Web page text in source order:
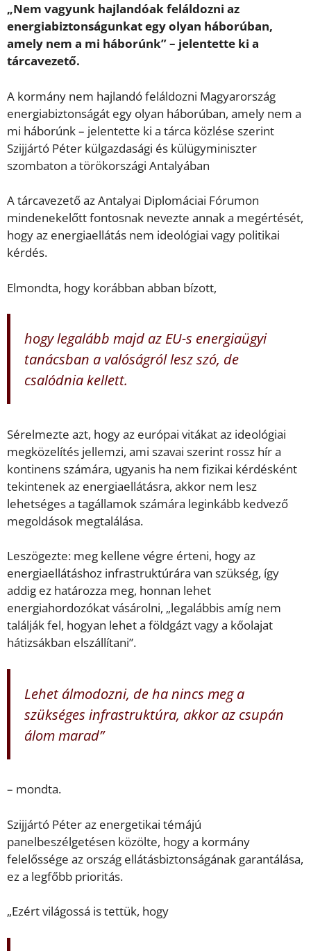
„Nem vagyunk hajlandóak feláldozni az
energiabiztonságunkat egy olyan háborúban,
amely nem a mi háborúnk” – jelentette ki a
tárcavezető.
A kormány nem hajlandó feláldozni Magyarország
energiabiztonságát egy olyan háborúban, amely nem a
mi háborúnk – jelentette ki a tárca közlése szerint
Szijjártó Péter külgazdasági és külügyminiszter
szombaton a törökországi Antalyában
A tárcavezető az Antalyai Diplomáciai Fórumon
mindenekelőtt fontosnak nevezte annak a megértését,
hogy az energiaellátás nem ideológiai vagy politikai
kérdés.
Elmondta, hogy korábban abban bízott,
hogy legalább majd az EU-s energiaügyi
tanácsban a valóságról lesz szó, de
csalódnia kellett.
Sérelmezte azt, hogy az európai vitákat az ideológiai
megközelítés jellemzi, ami szavai szerint rossz hír a
kontinens számára, ugyanis ha nem fizikai kérdésként
tekintenek az energiaellátásra, akkor nem lesz
lehetséges a tagállamok számára leginkább kedvező
megoldások megtalálása.
Leszögezte: meg kellene végre érteni, hogy az
energiaellátáshoz infrastruktúrára van szükség, így
addig ez határozza meg, honnan lehet
energiahordozókat vásárolni, „legalábbis amíg nem
találják fel, hogyan lehet a földgázt vagy a kőolajat
hátizsákban elszállítani”.
Lehet álmodozni, de ha nincs meg a
szükséges infrastruktúra, akkor az csupán
álom marad”
– mondta.
Szijjártó Péter az energetikai témájú
panelbeszélgetésen közölte, hogy a kormány
felelőssége az ország ellátásbiztonságának garantálása,
ez a legfőbb prioritás.
„Ezért világossá is tettük, hogy